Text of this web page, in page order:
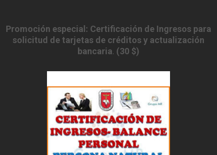
Promoción especial: Certificación de Ingresos para
solicitud de tarjetas de créditos y actualización
bancaria. (30 $)